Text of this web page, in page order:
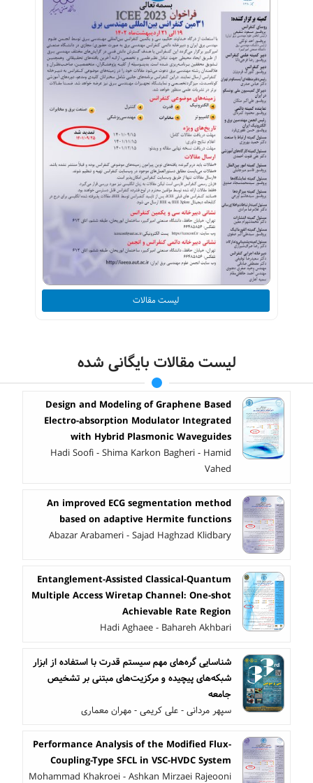
لیست مقالات
لیست مقالات بایگانی شده
Design and Modeling of Graphene Based
Electro-absorption Modulator Integrated
with Hybrid Plasmonic Waveguides
Hadi Soofi - Shima Karkon Bagheri - Hamid
Vahed
An improved ECG segmentation method
based on adaptive Hermite functions
Abazar Arabameri - Sajad Haghzad Klidbary
Entanglement-Assisted Classical-Quantum
Multiple Access Wiretap Channel: One-shot
Achievable Rate Region
Hadi Aghaee - Bahareh Akhbari
شناسایی گره‌های مهم سیستم قدرت با استفاده از ابزار
شبکه‌های پیچیده و مرکزیت‌های مبتنی بر تشخیص
جامعه
سپهر مردانی - علی کریمی - مهران معماری
Performance Analysis of the Modified Flux-
Coupling-Type SFCL in VSC-HVDC System
Mohammad Khakroei - Ashkan Mirzaei Rajeooni